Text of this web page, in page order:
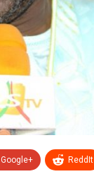
Google+ ReddIt